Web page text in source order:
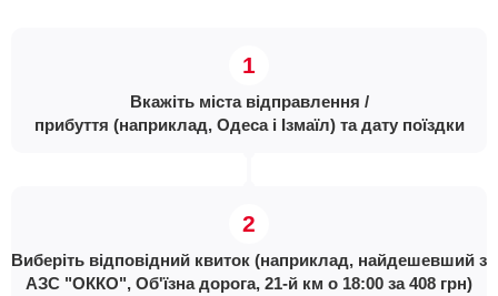
Вкажіть міста відправлення /
прибуття (наприклад, Одеса і Ізмаїл) та дату поїздки
Виберіть відповідний квиток (наприклад, найдешевший з
АЗС "ОККО", Об'їзна дорога, 21-й км о 18:00 за 408 грн)